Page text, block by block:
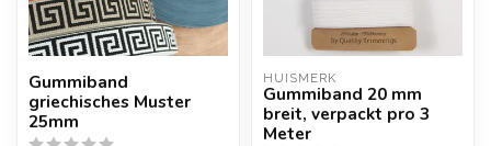
Gummiband
griechisches Muster
25mm
HUISMERK
Gummiband 20 mm
breit, verpackt pro 3
Meter